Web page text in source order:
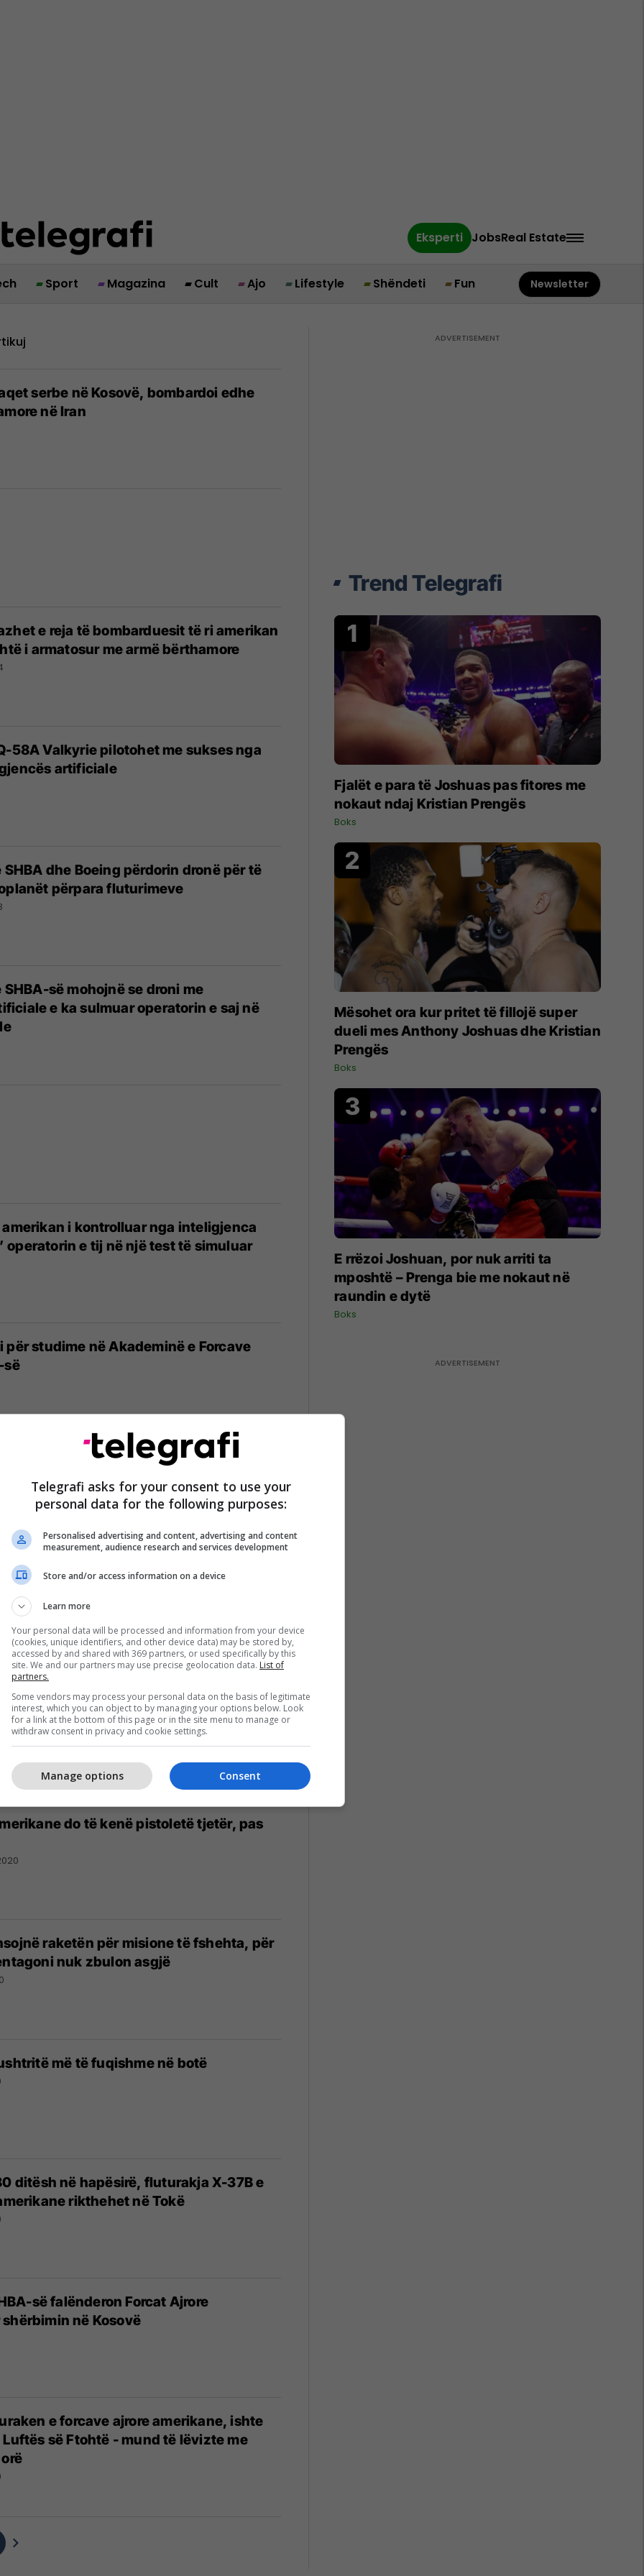
Eksperti JobsReal Estate
Sport Magazina Cult Ajo Lifestyle Shëndeti Fun Newsletter
serbe në Kosovë, bombardoi edhe
në Iran
e reja të bombarduesit të ri amerikan
i armatosur me armë bërthamore
58A Valkyrie pilotohet me sukses nga
artificiale
SHBA dhe Boeing përdorin dronë për të
përpara fluturimeve
SHBA-së mohojnë se droni me
e ka sulmuar operatorin e saj në
i kontrolluar nga inteligjenca
operatorin e tij në një test të simuluar
për studime në Akademinë e Forcave
së
kryen me sukses testimin e bombës
e madhe – por ka efekt të madh për
fluturaken pa pilot, banorët e
për çfarë bëhej fjalë – në të ishte
telefoni
do të kenë pistoletë tjetër, pas
raketën për misione të fshehta, për
nuk zbulon asgjë
më të fuqishme në botë
ditësh në hapësirë, fluturakja X-37B e
rikthehet në Tokë
së falënderon Forcat Ajrore
në Kosovë
e forcave ajrore amerikane, ishte
së Ftohtë - mund të lëvizte me
Trend Telegrafi
Fjalët e para të Joshuas pas fitores me
nokaut ndaj Kristian Prengës
Boks
Mësohet ora kur pritet të fillojë super
dueli mes Anthony Joshuas dhe Kristian
Prengës
Boks
E rrëzoi Joshuan, por nuk arriti ta
mposhtë – Prenga bie me nokaut në
raundin e dytë
Boks
Telegrafi asks for your consent to use your
personal data for the following purposes:
Personalised advertising and content, advertising and content
measurement, audience research and services development
Store and/or access information on a device
Learn more
Your personal data will be processed and information from your device
(cookies, unique identifiers, and other device data) may be stored by,
accessed by and shared with 369 partners, or used specifically by this
site. We and our partners may use precise geolocation data. List of
partners.
Some vendors may process your personal data on the basis of legitimate
interest, which you can object to by managing your options below. Look
for a link at the bottom of this page or in the site menu to manage or
withdraw consent in privacy and cookie settings.
Consent
Manage options